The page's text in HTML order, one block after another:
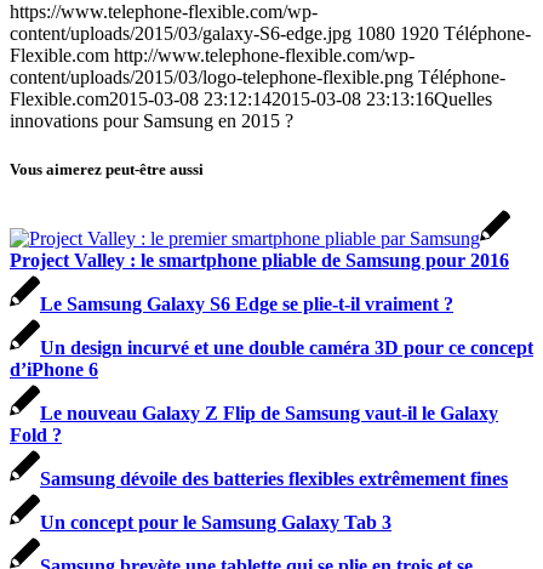
https://www.telephone-flexible.com/wp-
content/uploads/2015/03/galaxy-S6-edge.jpg 1080 1920 Téléphone-
Flexible.com http://www.telephone-flexible.com/wp-
content/uploads/2015/03/logo-telephone-flexible.png Téléphone-
Flexible.com2015-03-08 23:12:142015-03-08 23:13:16Quelles
innovations pour Samsung en 2015 ?
Vous aimerez peut-être aussi
Project Valley : le smartphone pliable de Samsung pour 2016
Le Samsung Galaxy S6 Edge se plie-t-il vraiment ?
Un design incurvé et une double caméra 3D pour ce concept
d’iPhone 6
Le nouveau Galaxy Z Flip de Samsung vaut-il le Galaxy
Fold ?
Samsung dévoile des batteries flexibles extrêmement fines
Un concept pour le Samsung Galaxy Tab 3